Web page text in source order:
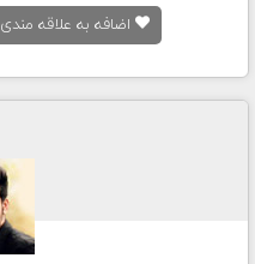
اضافه به علاقه مندی